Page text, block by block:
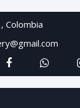
Colombia